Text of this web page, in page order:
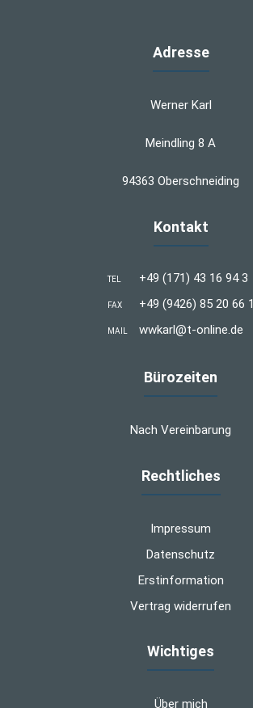
Adresse
Werner Karl
Meindling 8 A
94363 Oberschneiding
Kontakt
TEL +49 (171) 43 16 94 3
FAX +49 (9426) 85 20 66 1
MAIL wwkarl@t-online.de
Bürozeiten
Nach Vereinbarung
Rechtliches
Impressum
Datenschutz
Erstinformation
Vertrag widerrufen
Wichtiges
Über mich